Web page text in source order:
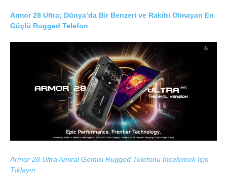
Armor 28 Ultra; Dünya’da Bir Benzeri ve Rakibi Olmayan En
Güçlü Rugged Telefon
Armor 28 Ultra Amiral Gemisi Rugged Telefonu İncelemek İçin
Tıklayın